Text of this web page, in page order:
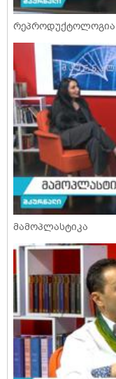
რეპროდუქტოლოგია
მამოპლასტიკა